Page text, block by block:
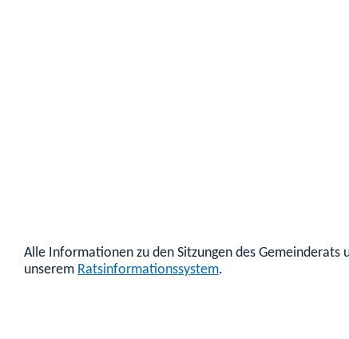
Alle Informationen zu den Sitzungen des Gemeinderats
unserem Ratsinformationssystem.